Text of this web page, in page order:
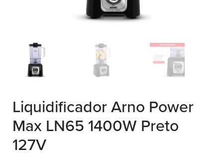
Liquidificador Arno Power
Max LN65 1400W Preto
127V